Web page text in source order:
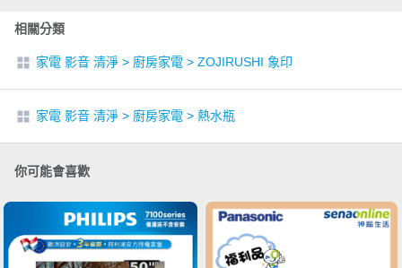
相關分類
家電 影音 清淨 > 廚房家電 > ZOJIRUSHI 象印
家電 影音 清淨 > 廚房家電 > 熱水瓶
你可能會喜歡